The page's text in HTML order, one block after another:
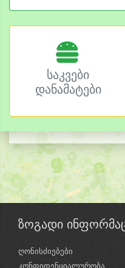
საკვები
დანამატები
ზოგადი
ღონისძიებები
კონფიდენციალურობა